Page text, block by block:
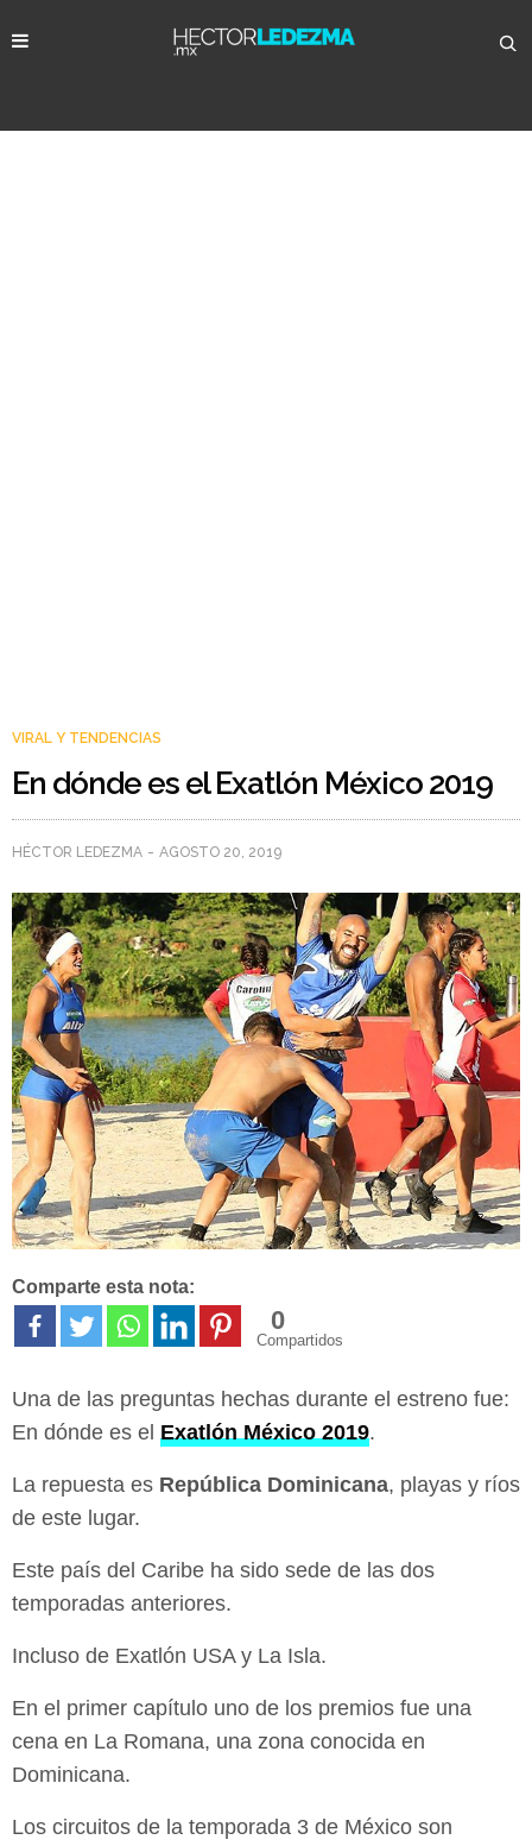
VIRAL Y TENDENCIAS
En dónde es el Exatlón México 2019
HÉCTOR LEDEZMA AGOSTO 20, 2019
Comparte esta nota:
0
Compartidos
Una de las preguntas hechas durante el estreno fue:
En dónde es el Exatlón México 2019.
La repuesta es República Dominicana, playas y ríos
de este lugar.
Este país del Caribe ha sido sede de las dos
temporadas anteriores.
Incluso de Exatlón USA y La Isla.
En el primer capítulo uno de los premios fue una
cena en La Romana, una zona conocida en
Dominicana.
Los circuitos de la temporada 3 de México son